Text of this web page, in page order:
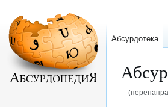
Абсурдотека